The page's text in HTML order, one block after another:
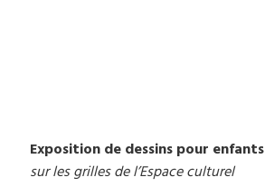
Exposition de dessins pour enfants
sur les grilles de l’Espace culturel